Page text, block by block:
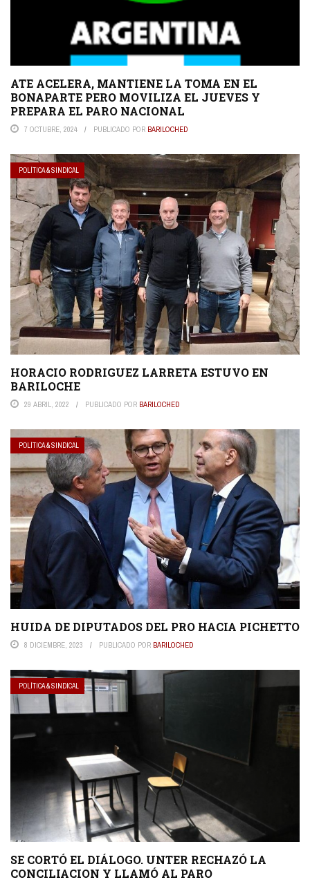
ATE ACELERA, MANTIENE LA TOMA EN EL
BONAPARTE PERO MOVILIZA EL JUEVES Y
PREPARA EL PARO NACIONAL
7 OCTUBRE, 2024 PUBLICADO POR BARILOCHED
POLÍTICA & SINDICAL
HORACIO RODRIGUEZ LARRETA ESTUVO EN
BARILOCHE
29 ABRIL, 2022 PUBLICADO POR BARILOCHED
POLÍTICA & SINDICAL
HUIDA DE DIPUTADOS DEL PRO HACIA PICHETTO
8 DICIEMBRE, 2023 PUBLICADO POR BARILOCHED
POLÍTICA & SINDICAL
SE CORTÓ EL DIÁLOGO. UNTER RECHAZÓ LA
CONCILIACION Y LLAMÓ AL PARO